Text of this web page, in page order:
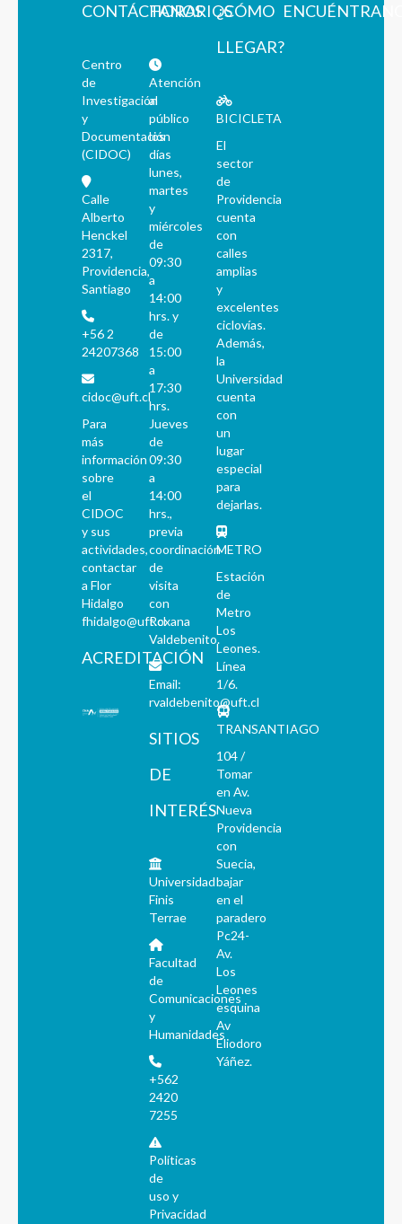
CONTÁCTANOS
Centro
de
Investigación
y
Documentación
(CIDOC)
Calle
Alberto
Henckel
2317,
Providencia,
Santiago
+56 2
24207368
cidoc@uft.cl
Para
más
información
sobre
el
CIDOC
y sus
actividades,
contactar
a Flor
Hidalgo
fhidalgo@uft.cl
ACREDITACIÓN
HORARIOS
Atención
al
público
los
días
lunes,
martes
y
miércoles
de
09:30
a
14:00
hrs. y
de
15:00
a
17:30
hrs.
Jueves
de
09:30
a
14:00
hrs.,
previa
coordinación
de
visita
con
Roxana
Valdebenito.
Email:
rvaldebenito@uft.cl
SITIOS
DE
INTERÉS
Universidad
Finis
Terrae
Facultad
de
Comunicaciones
y
Humanidades
+562
2420
7255
Políticas
de
uso y
Privacidad
¿CÓMO
LLEGAR?
BICICLETA
El
sector
de
Providencia
cuenta
con
calles
amplias
y
excelentes
ciclovías.
Además,
la
Universidad
cuenta
con
un
lugar
especial
para
dejarlas.
METRO
Estación
de
Metro
Los
Leones.
Línea
1/6.
TRANSANTIAGO
104 /
Tomar
en Av.
Nueva
Providencia
con
Suecia,
bajar
en el
paradero
Pc24-
Av.
Los
Leones
esquina
Av
Eliodoro
Yáñez.